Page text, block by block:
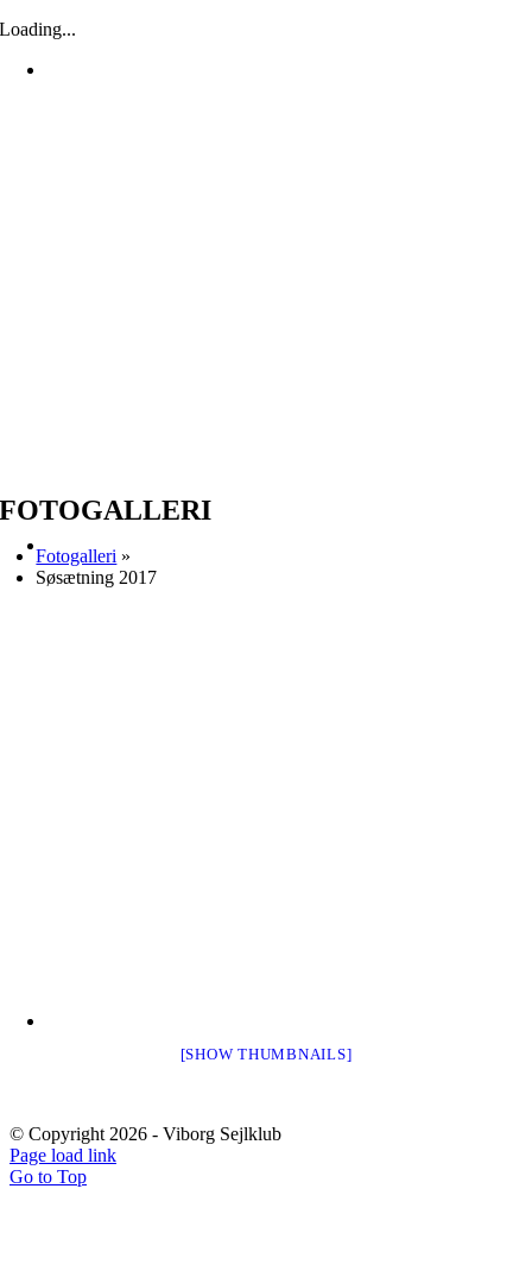
Loading...
FOTOGALLERI
Fotogalleri »
Søsætning 2017
[SHOW THUMBNAILS]
© Copyright 2026 - Viborg Sejlklub
Page load link
Go to Top